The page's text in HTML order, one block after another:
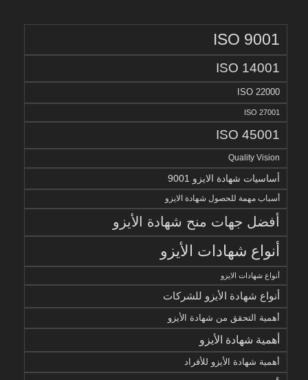
ISO 9001
ISO 14001
ISO 22000
ISO 27001
ISO 45001
Quality Vision
أساسيات شهادة الايزو 9001
أسباب مهمة للحصول شهادة الايزو
أفضل جهات منح شهادة الأيزو
أنواع شهادات الأيزو
أنواع شهادات الايزو
أنواع شهادة الأيزو للشركات
أهمية التحقق من شهادة الأيزو
أهمية شهادة الأيزو
أهمية شهادة الأيزو للأفراد